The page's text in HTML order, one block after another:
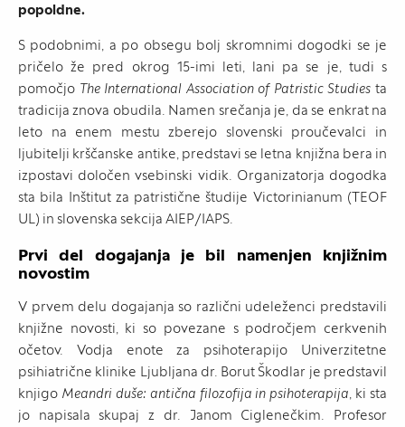
popoldne.
S podobnimi, a po obsegu bolj skromnimi dogodki se je
pričelo že pred okrog 15-imi leti, lani pa se je, tudi s
pomočjo The International Association of Patristic Studies ta
tradicija znova obudila. Namen srečanja je, da se enkrat na
leto na enem mestu zberejo slovenski proučevalci in
ljubitelji krščanske antike, predstavi se letna knjižna bera in
izpostavi določen vsebinski vidik. Organizatorja dogodka
sta bila Inštitut za patristične študije Victorinianum (TEOF
UL) in slovenska sekcija AIEP/IAPS.
Prvi del dogajanja je bil namenjen knjižnim
novostim
V prvem delu dogajanja so različni udeleženci predstavili
knjižne novosti, ki so povezane s področjem cerkvenih
očetov. Vodja enote za psihoterapijo Univerzitetne
psihiatrične klinike Ljubljana dr. Borut Škodlar je predstavil
knjigo Meandri duše: antična filozofija in psihoterapija, ki sta
jo napisala skupaj z dr. Janom Ciglenečkim. Profesor